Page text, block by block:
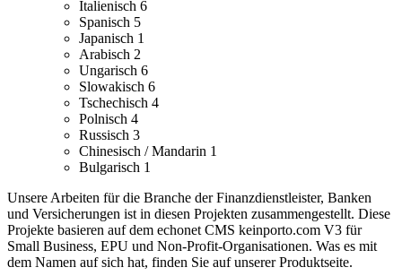
Italienisch 6
Spanisch 5
Japanisch 1
Arabisch 2
Ungarisch 6
Slowakisch 6
Tschechisch 4
Polnisch 4
Russisch 3
Chinesisch / Mandarin 1
Bulgarisch 1
Unsere Arbeiten für die Branche der Finanzdienstleister, Banken
und Versicherungen ist in diesen Projekten zusammengestellt. Diese
Projekte basieren auf dem echonet CMS keinporto.com V3 für
Small Business, EPU und Non-Profit-Organisationen. Was es mit
dem Namen auf sich hat, finden Sie auf unserer Produktseite.